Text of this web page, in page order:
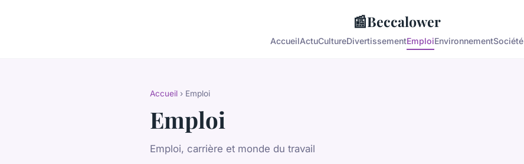
📰Beccalower
AccueilActuCultureDivertissementEmploiEnvironnementSociété
Accueil › Emploi
Emploi
Emploi, carrière et monde du travail